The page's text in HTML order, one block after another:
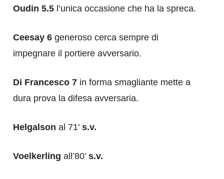
Oudin 5.5 l’unica occasione che ha la spreca.
Ceesay 6 generoso cerca sempre di
impegnare il portiere avversario.
Di Francesco 7 in forma smagliante mette a
dura prova la difesa avversaria.
Helgalson al 71’ s.v.
Voelkerling all’80’ s.v.